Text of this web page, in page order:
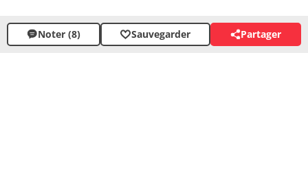
et texture fondante. La cuisson préserve la tendreté du
poisson tout en l'imprégnant des arômes des épices.
Noter (8) Sauvegarder Partager